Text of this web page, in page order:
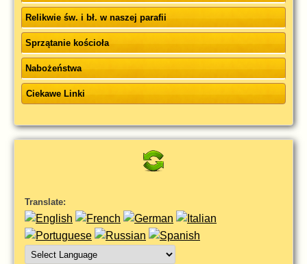
Relikwie św. i bł. w naszej parafii
Sprzątanie kościoła
Nabożeństwa
Ciekawe Linki
Translate: